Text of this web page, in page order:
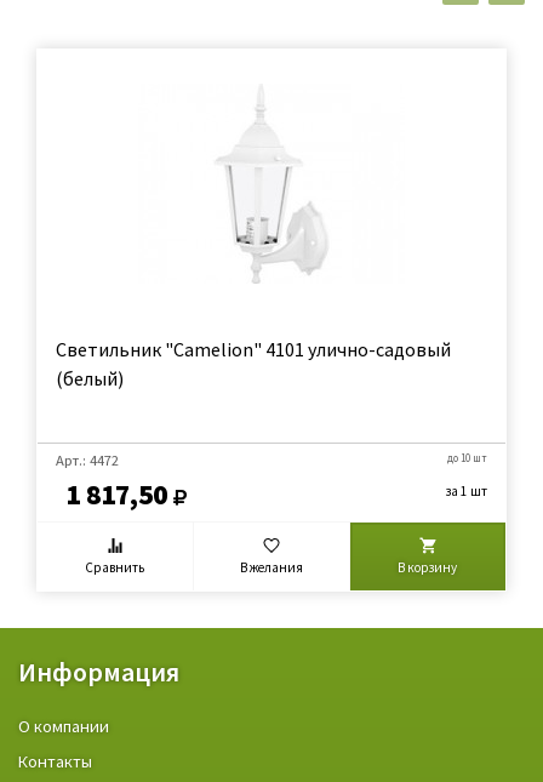
Светильник "Camelion" 4101 улично-садовый
(белый)
Арт.: 4472
1 817,50
до 10 шт
за 1 шт
Сравнить В желания В корзину
Информация
О компании
Контакты